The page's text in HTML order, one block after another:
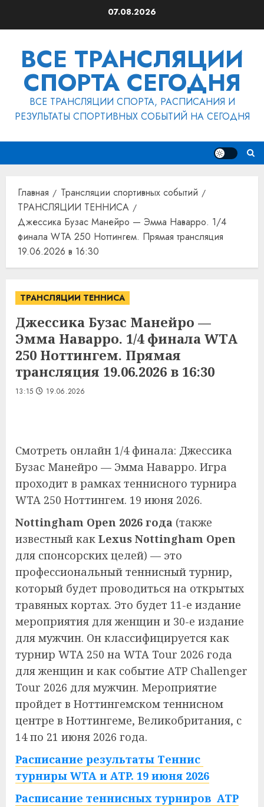
07.08.2026
ВСЕ ТРАНСЛЯЦИИ
СПОРТА СЕГОДНЯ
ВСЕ ТРАНСЛЯЦИИ СПОРТА, РАСПИСАНИЯ И
РЕЗУЛЬТАТЫ СПОРТИВНЫХ СОБЫТИЙ НА СЕГОДНЯ
Главная
Трансляции спортивных событий
ТРАНСЛЯЦИИ ТЕННИСА
Джессика Бузас Манейро — Эмма Наварро. 1/4
финала WTA 250 Ноттингем. Прямая трансляция
19.06.2026 в 16:30
ТРАНСЛЯЦИИ ТЕННИСА
Джессика Бузас Манейро —
Эмма Наварро. 1/4 финала WTA
250 Ноттингем. Прямая
трансляция 19.06.2026 в 16:30
13:15 19.06.2026
Смотреть онлайн 1/4 финала: Джессика
Бузас Манейро — Эмма Наварро. Игра
проходит в рамках теннисного турнира
WTA 250 Ноттингем. 19 июня 2026.
Nottingham Open 2026 года (также
известный как Lexus Nottingham Open
для спонсорских целей) — это
профессиональный теннисный турнир,
который будет проводиться на открытых
травяных кортах. Это будет 11-е издание
мероприятия для женщин и 30-е издание
для мужчин. Он классифицируется как
турнир WTA 250 на WTA Tour 2026 года
для женщин и как событие ATP Challenger
Tour 2026 для мужчин. Мероприятие
пройдет в Ноттингемском теннисном
центре в Ноттингеме, Великобритания, с
14 по 21 июня 2026 года.
Расписание результаты Теннис
турниры WTA и ATP. 19 июня 2026
Расписание теннисных турниров ATP